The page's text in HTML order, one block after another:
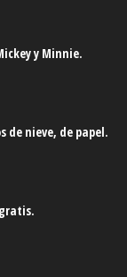
y Minnie.
de nieve, de papel.